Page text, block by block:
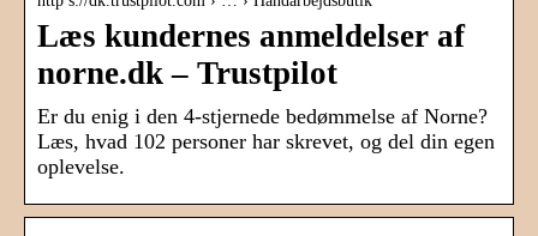
Læs kundernes anmeldelser af
norne.dk – Trustpilot
Er du enig i den 4-stjernede bedømmelse af Norne?
Læs, hvad 102 personer har skrevet, og del din egen
oplevelse.